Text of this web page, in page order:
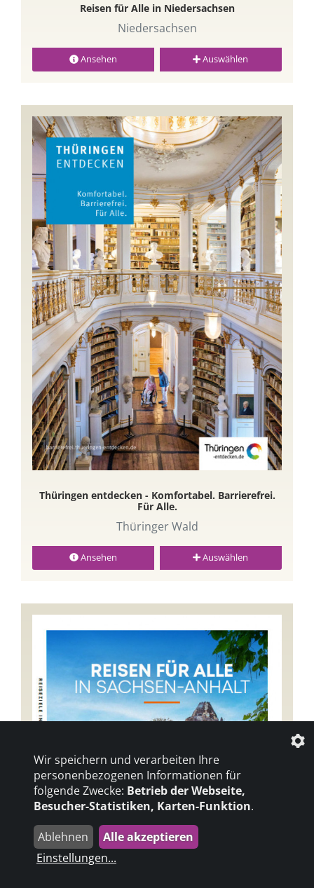
Reisen für Alle in Niedersachsen
Niedersachsen
Ansehen Auswählen
Thüringen entdecken - Komfortabel. Barrierefrei.
Für Alle.
Thüringer Wald
Ansehen Auswählen
Wir speichern und verarbeiten Ihre
personenbezogenen Informationen für
folgende Zwecke: Betrieb der Webseite,
Besucher-Statistiken, Karten-Funktion.
Ablehnen
Alle akzeptieren
Einstellungen...